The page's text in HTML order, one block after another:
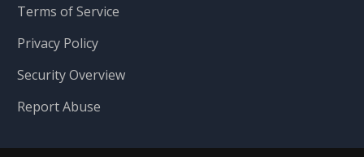
Terms of Service
Privacy Policy
Security Overview
Report Abuse